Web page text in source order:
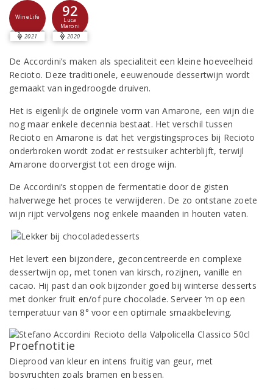
WineLife
2021
92
Luca
Maroni
2020
De Accordini’s maken als specialiteit een kleine hoeveelheid
Recioto. Deze traditionele, eeuwenoude dessertwijn wordt
gemaakt van ingedroogde druiven.
Het is eigenlijk de originele vorm van Amarone, een wijn die
nog maar enkele decennia bestaat. Het verschil tussen
Recioto en Amarone is dat het vergistingsproces bij Recioto
onderbroken wordt zodat er restsuiker achterblijft, terwijl
Amarone doorvergist tot een droge wijn.
De Accordini’s stoppen de fermentatie door de gisten
halverwege het proces te verwijderen. De zo ontstane zoete
wijn rijpt vervolgens nog enkele maanden in houten vaten.
Het levert een bijzondere, geconcentreerde en complexe
dessertwijn op, met tonen van kirsch, rozijnen, vanille en
cacao. Hij past dan ook bijzonder goed bij winterse desserts
met donker fruit en/of pure chocolade. Serveer ‘m op een
temperatuur van 8° voor een optimale smaakbeleving.
Proefnotitie
Dieprood van kleur en intens fruitig van geur, met
bosvruchten zoals bramen en bessen.